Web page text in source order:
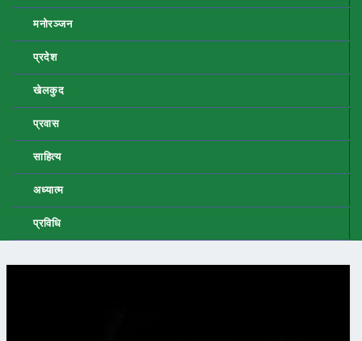
मनोरञ्जन
प्रदेश
खेलकुद
प्रवास
साहित्य
अध्यात्म
प्रविधि